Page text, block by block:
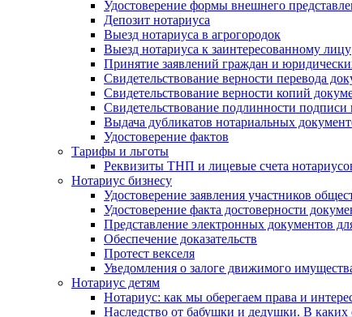
Удостоверение формы внешнего
Депозит нотариуса
Выезд нотариуса в агрогородок
Выезд нотариуса к заинтересованному лицу
Принятие заявлений граждан и
Свидетельствование верности перевода
Свидетельствование верности копий
Свидетельствование подлинности подписи
Выдача дубликатов нотариальных
Удостоверение фактов
Тарифы и льготы
Реквизиты ТНП и лицевые счета
Нотариус бизнесу
Удостоверение заявления участников
Удостоверение факта достоверности
Представление электронных документов
Обеспечение доказательств
Протест векселя
Уведомления о залоге движимого
Нотариус детям
Нотариус: как мы оберегаем права и
Наследство от бабушки и дедушки. В каких